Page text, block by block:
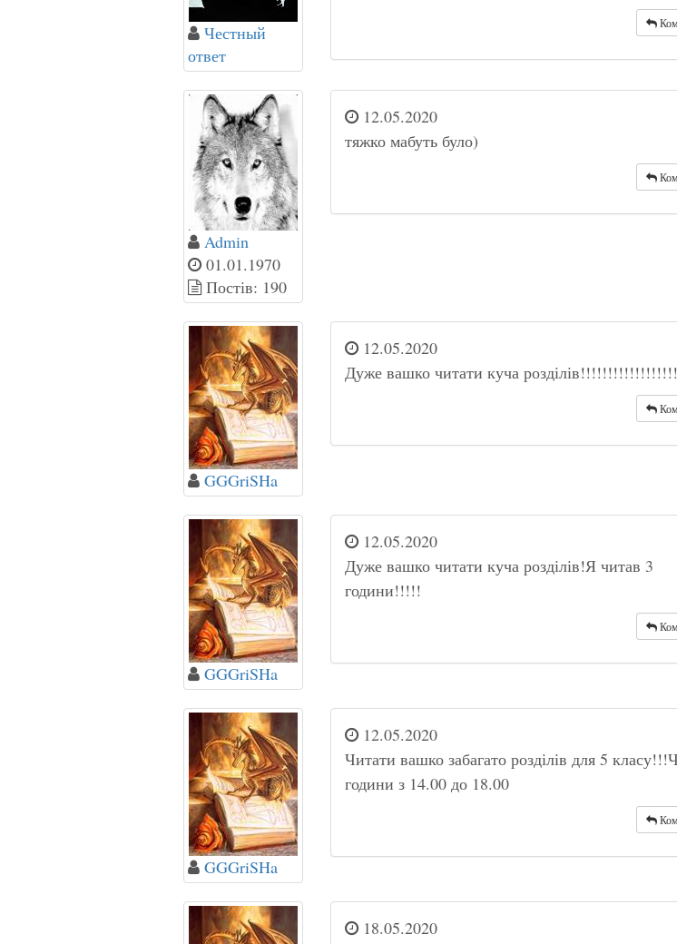
Честный
ответ
Admin
01.01.1970
Постів: 190
12.05.2020
тяжко мабуть було)
GGGriSHa
12.05.2020
Дуже вашко читати куча
GGGriSHa
12.05.2020
Дуже вашко читати куча розділів!Я читав 3
години!!!!!
GGGriSHa
12.05.2020
Читати вашко забагато розділів для 5
години з 14.00 до 18.00
18.05.2020